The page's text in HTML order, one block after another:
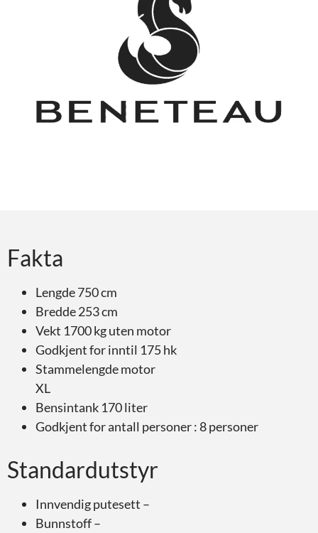
Fakta
Lengde 750 cm
Bredde 253 cm
Vekt 1700 kg uten motor
Godkjent for inntil 175 hk
Stammelengde motor
XL
Bensintank 170 liter
Godkjent for antall personer : 8 personer
Standardutstyr
Innvendig putesett –
Bunnstoff –